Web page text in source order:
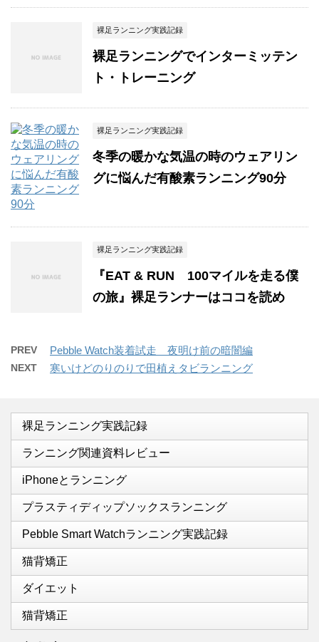
裸足ランニング実践記録
裸足ランニングでインターミッテン
ト・トレーニング
裸足ランニング実践記録
冬季の暖かな気温の時のウェアリン
グに悩んだ有酸素ランニング90分
裸足ランニング実践記録
『EAT & RUN 100マイルを走る僕
の旅』裸足ランナーはココを読め
PREV Pebble Watch装着試走 夜明け前の暗闇編
NEXT 寒いけどのりのりで田植えタビランニング
裸足ランニング実践記録
ランニング関連資料レビュー
iPhoneとランニング
プラスティディップソックスランニング
Pebble Smart Watchランニング実践記録
猫背矯正
ダイエット
猫背矯正